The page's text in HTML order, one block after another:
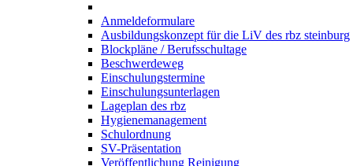
Anmeldeformulare
Ausbildungskonzept für die LiV des rbz steinburg
Blockpläne / Berufsschultage
Beschwerdeweg
Einschulungstermine
Einschulungsunterlagen
Lageplan des rbz
Hygienemanagement
Schulordnung
SV-Präsentation
Veröffentlichung Reinigung